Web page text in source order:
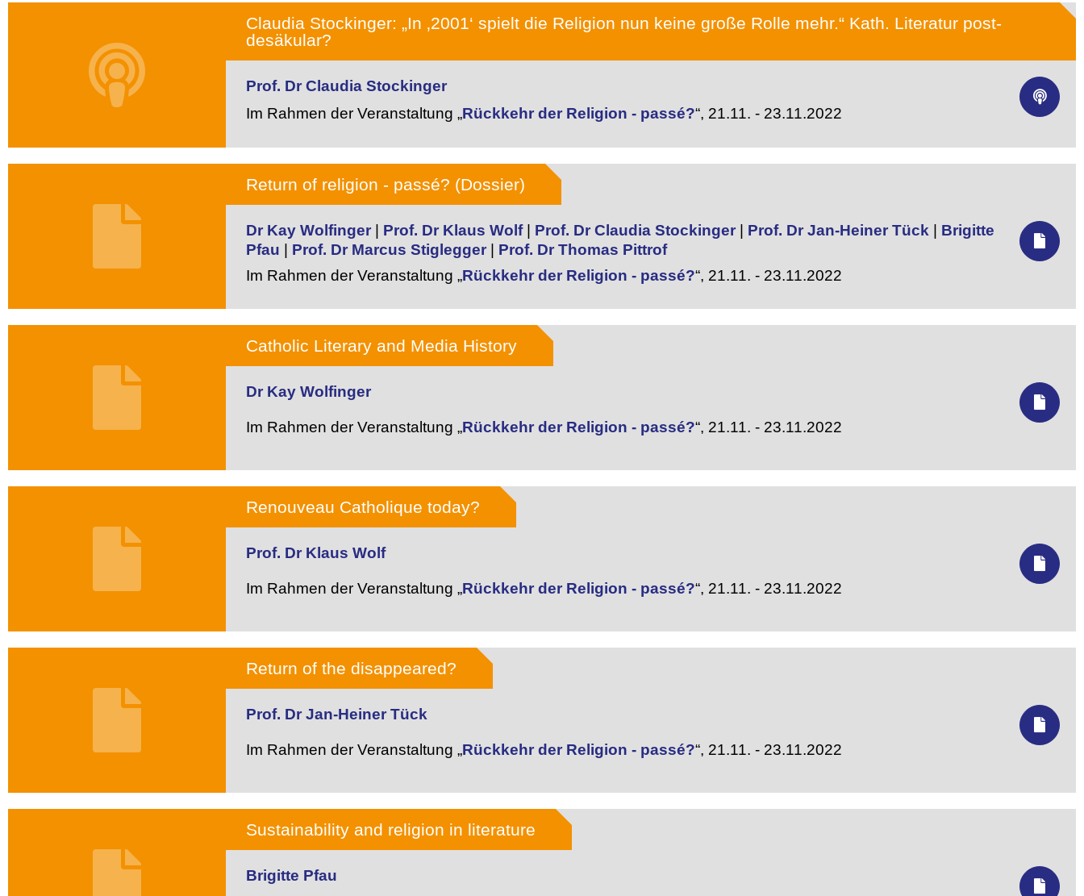
Claudia Stockinger: „In ‚2001‘ spielt die Religion nun keine große Rolle mehr.“ Kath. Literatur post-
desäkular?
Prof. Dr Claudia Stockinger
Im Rahmen der Veranstaltung „Rückkehr der Religion - passé?“, 21.11. - 23.11.2022
Return of religion - passé? (Dossier)
Dr Kay Wolfinger | Prof. Dr Klaus Wolf| Prof. Dr Claudia Stockinger | Prof. Dr Jan-Heiner Tück | Brigitte
Pfau | Prof. Dr Marcus Stiglegger | Prof. Dr Thomas Pittrof
Im Rahmen der Veranstaltung „Rückkehr der Religion - passé?“, 21.11. - 23.11.2022
Catholic Literary and Media History
Dr Kay Wolfinger
Im Rahmen der Veranstaltung „Rückkehr der Religion - passé?“, 21.11. - 23.11.2022
Renouveau Catholique today?
Prof. Dr Klaus Wolf
Im Rahmen der Veranstaltung „Rückkehr der Religion - passé?“, 21.11. - 23.11.2022
Return of the disappeared?
Prof. Dr Jan-Heiner Tück
Im Rahmen der Veranstaltung „Rückkehr der Religion - passé?“, 21.11. - 23.11.2022
Sustainability and religion in literature
Brigitte Pfau